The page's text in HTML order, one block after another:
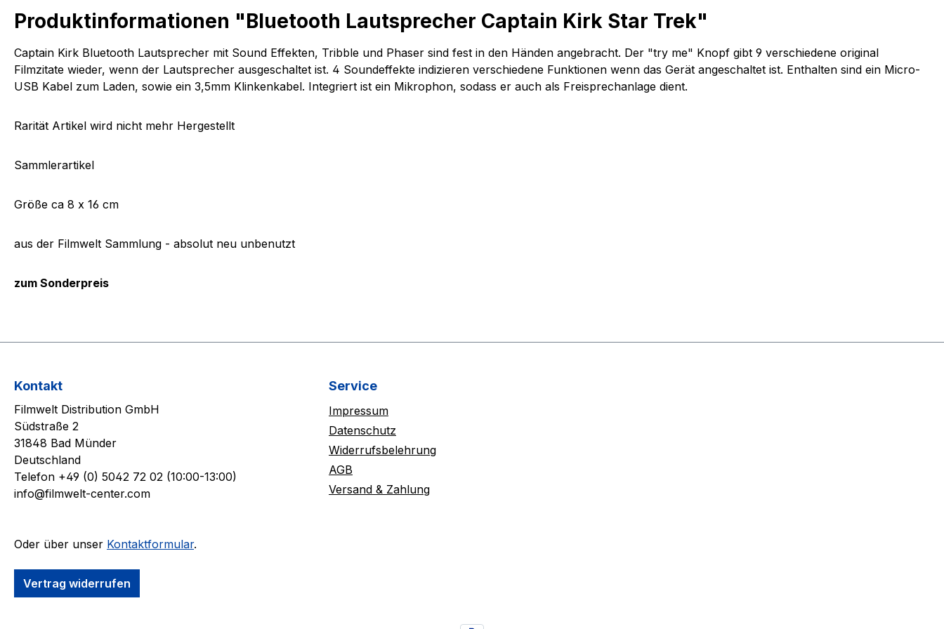
Produktinformationen "Bluetooth Lautsprecher Captain Kirk Star Trek"
Captain Kirk Bluetooth Lautsprecher mit Sound Effekten, Tribble und Phaser sind fest in den Händen angebracht. Der "try me" Knopf gibt 9 verschiedene original
Filmzitate wieder, wenn der Lautsprecher ausgeschaltet ist. 4 Soundeffekte indizieren verschiedene Funktionen wenn das Gerät angeschaltet ist. Enthalten sind ein Micro-
USB Kabel zum Laden, sowie ein 3,5mm Klinkenkabel. Integriert ist ein Mikrophon, sodass er auch als Freisprechanlage dient.
Rarität Artikel wird nicht mehr Hergestellt
Sammlerartikel
Größe ca 8 x 16 cm
aus der Filmwelt Sammlung - absolut neu unbenutzt
zum Sonderpreis
Kontakt
Filmwelt Distribution GmbH
Südstraße 2
31848 Bad Münder
Deutschland
Telefon +49 (0) 5042 72 02 (10:00-13:00)
info@filmwelt-center.com
Oder über unser Kontaktformular.
Vertrag widerrufen
Service
Impressum
Datenschutz
Widerrufsbelehrung
AGB
Versand & Zahlung